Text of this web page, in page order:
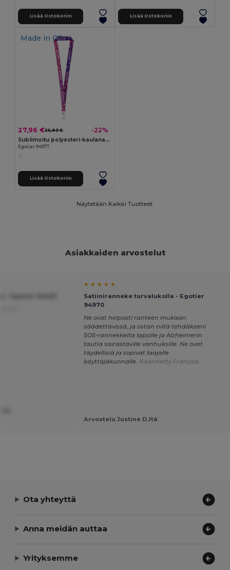
Lisää Ostokoriin Lisää Ostokoriin
Made in PT
27,96 €35,93 € -22%
Sublimoitu polyesteri-kaulanauha karabiinikoukulla
Egotier 94977
Lisää Ostokoriin
Näytetään Kaikki Tuotteet.
Asiakkaiden arvostelut
★ ★ ★ ★ ★
Satiiniranneke turvalukolla - Egotier
94970
Ne ovat helposti ranteen mukaan
säädettävissä, ja ostan niitä tehdäkseni
SOS-rannekkeita lapsille ja Alzheimerin
tautia sairastaville vanhuksille. Ne ovat
täydellisiä ja sopivat laajalle
käyttäjäkunnalle. Käännetty Français
Arvostelu Justine D.ltä
Ota yhteyttä
Anna meidän auttaa
Yrityksemme